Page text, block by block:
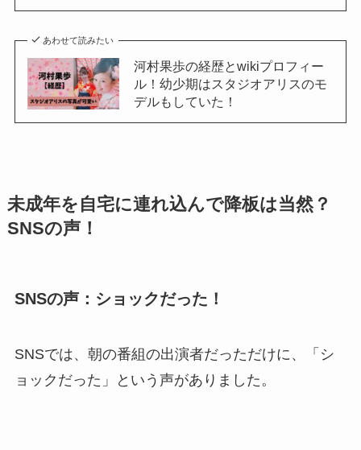
あわせて読みたい
河村果歩の経歴とwikiプロフィー
ル！幼少期はスタジオアリスのモ
デルもしていた！
未成年を自宅に連れ込んで降板は当然？
SNSの声！
SNSの声：ショックだった！
SNSでは、朝の番組の出演者だっただけに、「シ
ョックだった」という声がありました。